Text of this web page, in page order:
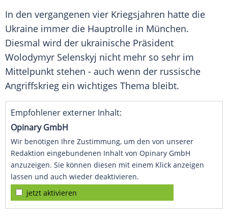
In den vergangenen vier Kriegsjahren hatte die
Ukraine immer die Hauptrolle in München.
Diesmal wird der ukrainische Präsident
Wolodymyr Selenskyj nicht mehr so sehr im
Mittelpunkt stehen - auch wenn der russische
Angriffskrieg ein wichtiges Thema bleibt.
Empfohlener externer Inhalt:
Opinary GmbH
Wir benötigen Ihre Zustimmung, um den von unserer
Redaktion eingebundenen Inhalt von Opinary GmbH
anzuzeigen. Sie können diesen mit einem Klick anzeigen
lassen und auch wieder deaktivieren.
jetzt aktivieren